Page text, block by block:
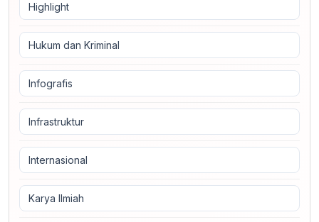
Highlight
Hukum dan Kriminal
Infografis
Infrastruktur
Internasional
Karya Ilmiah